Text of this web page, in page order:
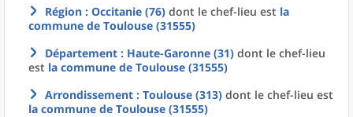
Région : Occitanie (76) dont le chef-lieu est la
commune de Toulouse (31555)
Département : Haute-Garonne (31) dont le chef-lieu
est la commune de Toulouse (31555)
Arrondissement : Toulouse (313) dont le chef-lieu est
la commune de Toulouse (31555)